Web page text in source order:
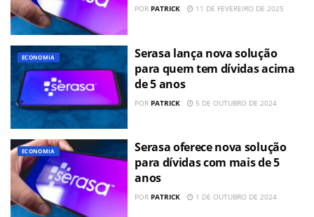
POR PATRICK 11 DE FEVEREIRO DE 2025
ECONOMIA
Serasa lança nova solução
para quem tem dívidas acima
de 5 anos
POR PATRICK 5 DE OUTUBRO DE 2024
ECONOMIA
Serasa oferece nova solução
para dívidas com mais de 5
anos
POR PATRICK 1 DE OUTUBRO DE 2024